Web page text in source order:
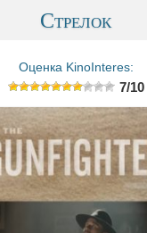
Стрелок
Оценка KinoInteres:
7/10